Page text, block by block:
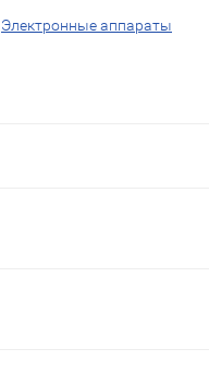
Электронные аппараты